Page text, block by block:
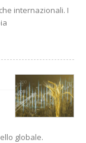
internazionali. I
globale.